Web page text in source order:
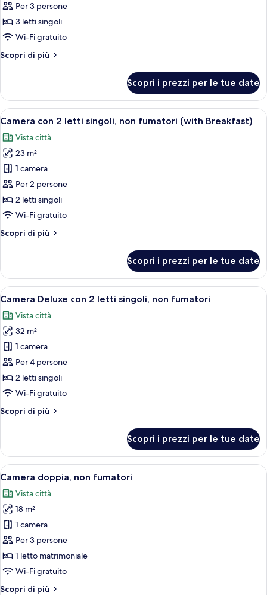
Camera
tripla,
non
fumatori
(with
Per 3 persone
3 letti singoli
Wi-Fi gratuito
Scopri di più
Altri
tripla,
non
fumatori
Breakfast)
Scopri i prezzi per le tue date
Apri
tutte
le
foto
per
Camera
con
2
singoli,
(with
Breakfast)
Camera d'albergo con due letti, un
9
Camera con 2 letti singoli, non fumatori (with Breakfast)
Vista città
23 m²
1 camera
Per 2 persone
2 letti singoli
Wi-Fi gratuito
Scopri di più
Altri
con
letti
non
fumatori
(with
Breakfast)
Scopri i prezzi per le tue date
Apri
tutte
le
foto
per
Camera
Deluxe
con
letti
fumatori
Una camera d'albergo con due letti,
6
Camera Deluxe con 2 letti singoli, non fumatori
Vista città
32 m²
1 camera
Per 4 persone
2 letti singoli
Wi-Fi gratuito
Scopri di più
Altri
Deluxe
con
2
singoli,
non
fumatori
Scopri i prezzi per le tue date
Apri
tutte
le
foto
per
Camera
doppia,
non
fumatori
Una camera d'hotel con un letto,
7
Camera doppia, non fumatori
Vista città
18 m²
1 camera
Per 3 persone
1 letto matrimoniale
Wi-Fi gratuito
Scopri di più
Altri